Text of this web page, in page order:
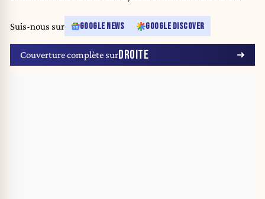
Suis-nous sur GOOGLE NEWS GOOGLE DISCOVER
Couverture complète surDROITE